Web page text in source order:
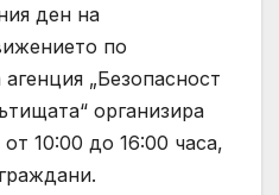
ден на
по
„Безопасност
организира
10:00 до 16:00 часа,